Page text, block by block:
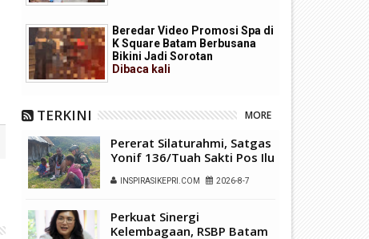
Beredar Video Promosi Spa di
K Square Batam Berbusana
Bikini Jadi Sorotan
Dibaca kali
TERKINI MORE
Pererat Silaturahmi, Satgas
Yonif 136/Tuah Sakti Pos Ilu
Kampung Alukme
INSPIRASIKEPRI.COM 2026-8-7
Perkuat Sinergi
Kelembagaan, RSBP Batam